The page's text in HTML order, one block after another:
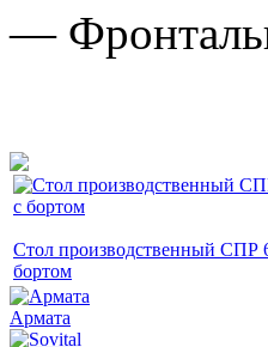
—
Стол производственный СПР
бортом
Армата